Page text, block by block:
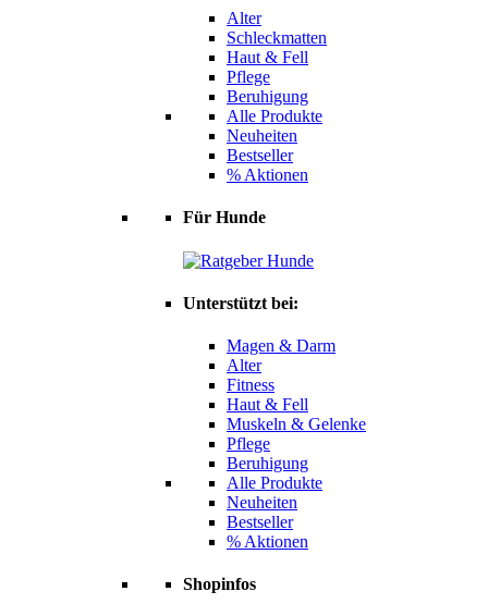
Alter
Schleckmatten
Haut & Fell
Pflege
Beruhigung
Alle Produkte
Neuheiten
Bestseller
% Aktionen
Für Hunde
Unterstützt bei:
Magen & Darm
Alter
Fitness
Haut & Fell
Muskeln & Gelenke
Pflege
Beruhigung
Alle Produkte
Neuheiten
Bestseller
% Aktionen
Shopinfos